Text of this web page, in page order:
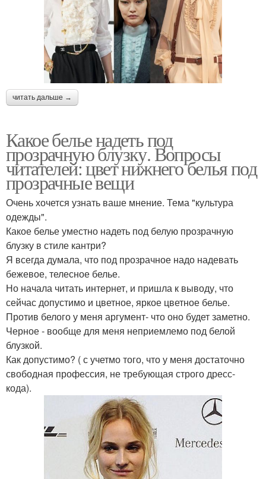
читать дальше →
Какое белье надеть под
прозрачную блузку. Вопросы
читателей: цвет нижнего белья под
прозрачные вещи
Очень хочется узнать ваше мнение. Тема "культура
одежды".
Какое белье уместно надеть под белую прозрачную
блузку в стиле кантри?
Я всегда думала, что под прозрачное надо надевать
бежевое, телесное белье.
Но начала читать интернет, и пришла к выводу, что
сейчас допустимо и цветное, яркое цветное белье.
Против белого у меня аргумент- что оно будет заметно.
Черное - вообще для меня неприемлемо под белой
блузкой.
Как допустимо? ( с учетмо того, что у меня достаточно
свободная профессия, не требующая строго дресс-
кода).